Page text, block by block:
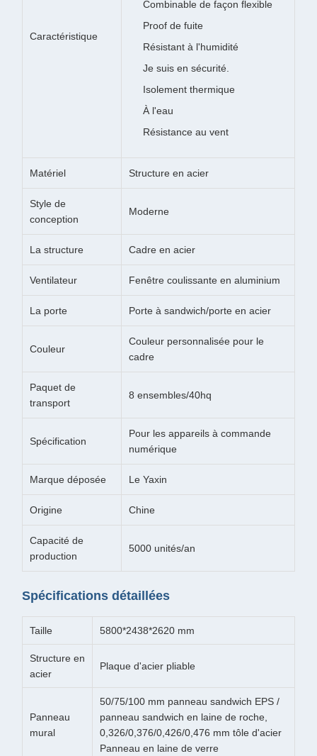
Caractéristique
Combinable de façon flexible
Proof de fuite
Résistant à l'humidité
Je suis en sécurité.
Isolement thermique
À l'eau
Résistance au vent
Matériel Structure en acier
Style de
conception
Moderne
La structure Cadre en acier
Ventilateur Fenêtre coulissante en aluminium
La porte Porte à sandwich/porte en acier
Couleur
Couleur personnalisée pour le
cadre
Paquet de
transport
8 ensembles/40hq
Spécification
Pour les appareils à commande
numérique
Marque déposée Le Yaxin
Origine Chine
Capacité de
production
5000 unités/an
Spécifications détaillées
Taille 5800*2438*2620 mm
Structure en
acier
Plaque d'acier pliable
Panneau
mural
50/75/100 mm panneau sandwich EPS /
panneau sandwich en laine de roche,
0,326/0,376/0,426/0,476 mm tôle d'acier
Panneau en laine de verre